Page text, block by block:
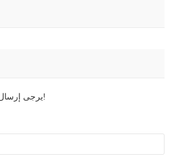
يرجى إرسال رسالة وسنعاود الاتصال بك!